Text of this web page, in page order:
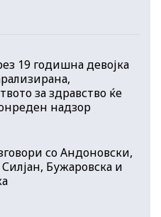
19 годишна девојка
за здравство ќе
надзор
со Андоновски,
Силјан, Бужаровска и